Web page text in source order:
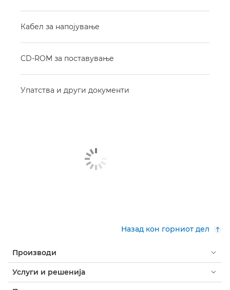
Кабел за напојување
CD-ROM за поставување
Упатства и други документи
Назад кон горниот дел
Производи
Услуги и решенија